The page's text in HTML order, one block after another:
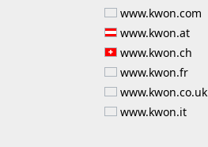
www.kwon.com
www.kwon.at
www.kwon.ch
www.kwon.fr
www.kwon.co.uk
www.kwon.it